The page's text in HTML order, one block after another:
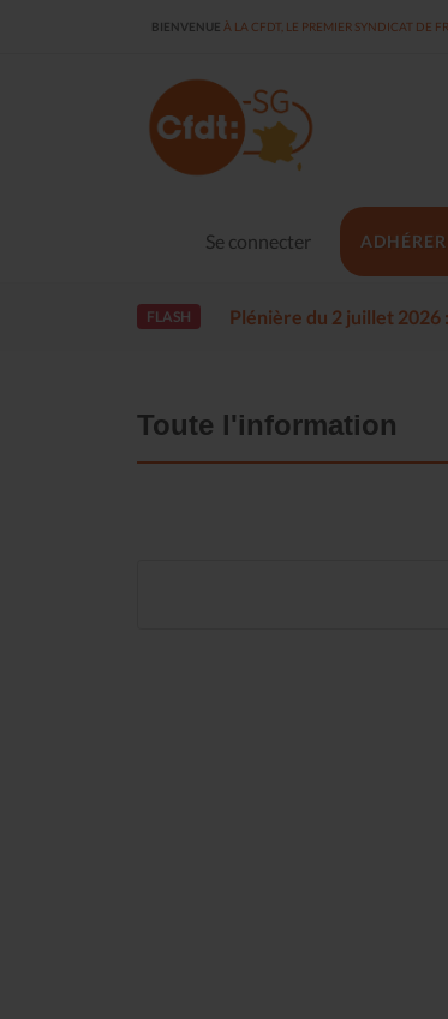
BIENVENUE À LA CFDT, LE PREMIER SYNDICAT DE
Se connecter ADHÉRER
FLASH Plénière du 2 juillet 2026
Toute l'information